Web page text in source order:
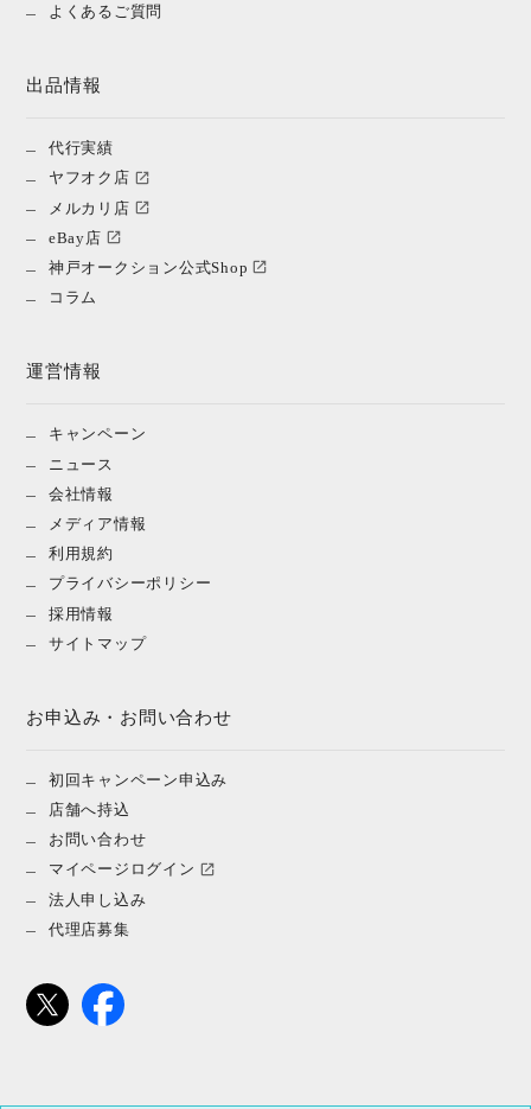
よくあるご質問
出品情報
代行実績
ヤフオク店
メルカリ店
eBay店
神戸オークション公式Shop
コラム
運営情報
キャンペーン
ニュース
会社情報
メディア情報
利用規約
プライバシーポリシー
採用情報
サイトマップ
お申込み・お問い合わせ
初回キャンペーン申込み
店舗へ持込
お問い合わせ
マイページログイン
法人申し込み
代理店募集